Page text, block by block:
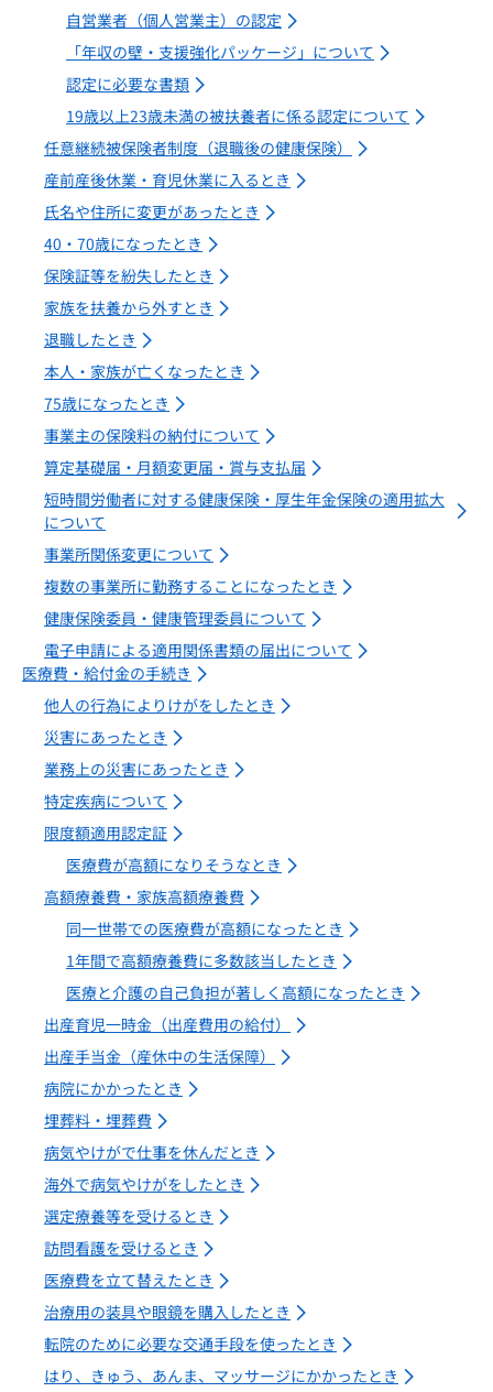
自営業者（個人営業主）の認定
「年収の壁・支援強化パッケージ」について
認定に必要な書類
19歳以上23歳未満の被扶養者に係る認定について
任意継続被保険者制度（退職後の健康保険）
産前産後休業・育児休業に入るとき
氏名や住所に変更があったとき
40・70歳になったとき
保険証等を紛失したとき
家族を扶養から外すとき
退職したとき
本人・家族が亡くなったとき
75歳になったとき
事業主の保険料の納付について
算定基礎届・月額変更届・賞与支払届
短時間労働者に対する健康保険・厚生年金保険の適用拡大
について
事業所関係変更について
複数の事業所に勤務することになったとき
健康保険委員・健康管理委員について
電子申請による適用関係書類の届出について
医療費・給付金の手続き
他人の行為によりけがをしたとき
災害にあったとき
業務上の災害にあったとき
特定疾病について
限度額適用認定証
医療費が高額になりそうなとき
高額療養費・家族高額療養費
同一世帯での医療費が高額になったとき
1年間で高額療養費に多数該当したとき
医療と介護の自己負担が著しく高額になったとき
出産育児一時金（出産費用の給付）
出産手当金（産休中の生活保障）
病院にかかったとき
埋葬料・埋葬費
病気やけがで仕事を休んだとき
海外で病気やけがをしたとき
選定療養等を受けるとき
訪問看護を受けるとき
医療費を立て替えたとき
治療用の装具や眼鏡を購入したとき
転院のために必要な交通手段を使ったとき
はり、きゅう、あんま、マッサージにかかったとき